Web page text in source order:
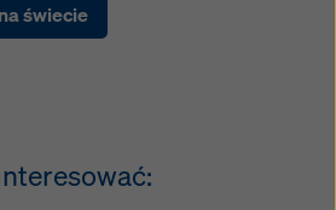
świecie